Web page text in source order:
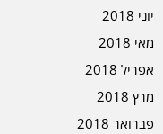
יוני 2018
מאי 2018
אפריל 2018
מרץ 2018
פברואר 2018